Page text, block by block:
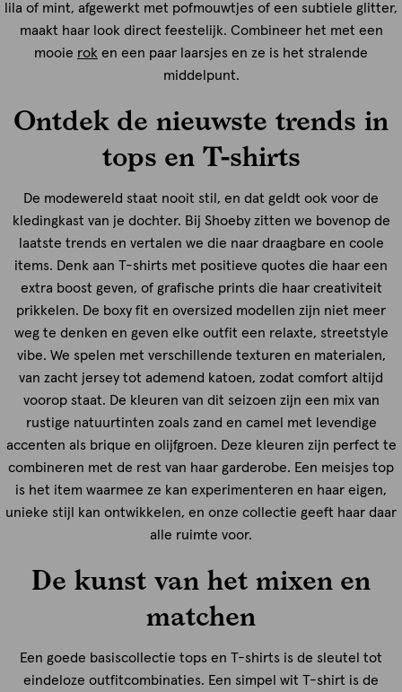
lila of mint, afgewerkt met pofmouwtjes of een subtiele glitter,
maakt haar look direct feestelijk. Combineer het met een
mooie rok en een paar laarsjes en ze is het stralende
middelpunt.
Ontdek de nieuwste trends in
tops en T-shirts
De modewereld staat nooit stil, en dat geldt ook voor de
kledingkast van je dochter. Bij Shoeby zitten we bovenop de
laatste trends en vertalen we die naar draagbare en coole
items. Denk aan T-shirts met positieve quotes die haar een
extra boost geven, of grafische prints die haar creativiteit
prikkelen. De boxy fit en oversized modellen zijn niet meer
weg te denken en geven elke outfit een relaxte, streetstyle
vibe. We spelen met verschillende texturen en materialen,
van zacht jersey tot ademend katoen, zodat comfort altijd
voorop staat. De kleuren van dit seizoen zijn een mix van
rustige natuurtinten zoals zand en camel met levendige
accenten als brique en olijfgroen. Deze kleuren zijn perfect te
combineren met de rest van haar garderobe. Een meisjes top
is het item waarmee ze kan experimenteren en haar eigen,
unieke stijl kan ontwikkelen, en onze collectie geeft haar daar
alle ruimte voor.
De kunst van het mixen en
matchen
Een goede basiscollectie tops en T-shirts is de sleutel tot
eindeloze outfitcombinaties. Een simpel wit T-shirt is de